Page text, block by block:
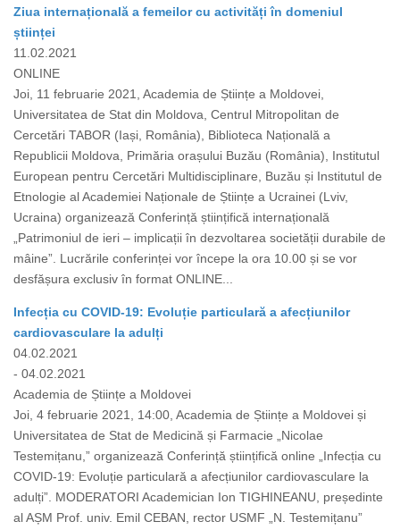
Ziua internațională a femeilor cu activități în domeniul
științei
11.02.2021
ONLINE
Joi, 11 februarie 2021, Academia de Științe a Moldovei,
Universitatea de Stat din Moldova, Centrul Mitropolitan de
Cercetări TABOR (Iași, România), Biblioteca Națională a
Republicii Moldova, Primăria orașului Buzău (România), Institutul
European pentru Cercetări Multidisciplinare, Buzău și Institutul de
Etnologie al Academiei Naționale de Științe a Ucrainei (Lviv,
Ucraina) organizează Conferință științifică internațională
„Patrimoniul de ieri – implicații în dezvoltarea societății durabile de
mâine”. Lucrările conferinței vor începe la ora 10.00 și se vor
desfășura exclusiv în format ONLINE...
Infecția cu COVID-19: Evoluție particulară a afecțiunilor
cardiovasculare la adulți
04.02.2021
- 04.02.2021
Academia de Științe a Moldovei
Joi, 4 februarie 2021, 14:00, Academia de Științe a Moldovei și
Universitatea de Stat de Medicină și Farmacie „Nicolae
Testemițanu,” organizează Conferință științifică online „Infecția cu
COVID-19: Evoluție particulară a afecțiunilor cardiovasculare la
adulți”. MODERATORI Academician Ion TIGHINEANU, președinte
al AȘM Prof. univ. Emil CEBAN, rector USMF „N. Testemițanu”